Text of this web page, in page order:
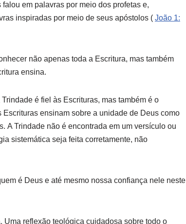
em palavras por meio dos profetas e,
inspiradas por meio de seus apóstolos ( João 1:
não apenas toda a Escritura, mas também
ensina.
Trindade é fiel às Escrituras, mas também é o
Escrituras ensinam sobre a unidade de Deus como
A Trindade não é encontrada em um versículo ou
sistemática seja feita corretamente, não
é Deus e até mesmo nossa confiança nele neste
reflexão teológica cuidadosa sobre todo o